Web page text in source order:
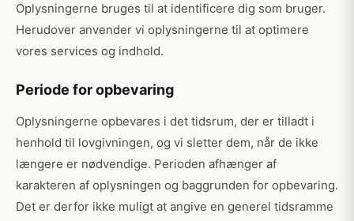
Oplysningerne bruges til at identificere dig som bruger.
Herudover anvender vi oplysningerne til at optimere
vores services og indhold.
Periode for opbevaring
Oplysningerne opbevares i det tidsrum, der er tilladt i
henhold til lovgivningen, og vi sletter dem, når de ikke
længere er nødvendige. Perioden afhænger af
karakteren af oplysningen og baggrunden for opbevaring.
Det er derfor ikke muligt at angive en generel tidsramme